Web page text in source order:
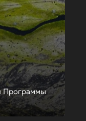
Программы